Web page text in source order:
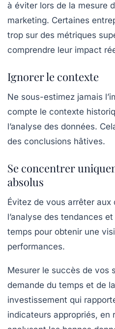
à éviter lors de la mesure
marketing. Certaines
trop sur des métriques
comprendre leur impact
Ignorer le contexte
Ne sous-estimez jamais
compte le contexte
l’analyse des données.
des conclusions hâtives.
Se concentrer
absolus
Évitez de vous arrêter
l’analyse des tendances
temps pour obtenir une
performances.
Mesurer le succès de vos
demande du temps et de
investissement qui
indicateurs appropriés, en